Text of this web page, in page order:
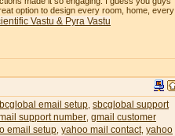
option to design every room, home, every
Vastu & Pyra Vastu
email setup sbcglobal support
support number gmail customer
email setup yahoo mail contact, yahoo